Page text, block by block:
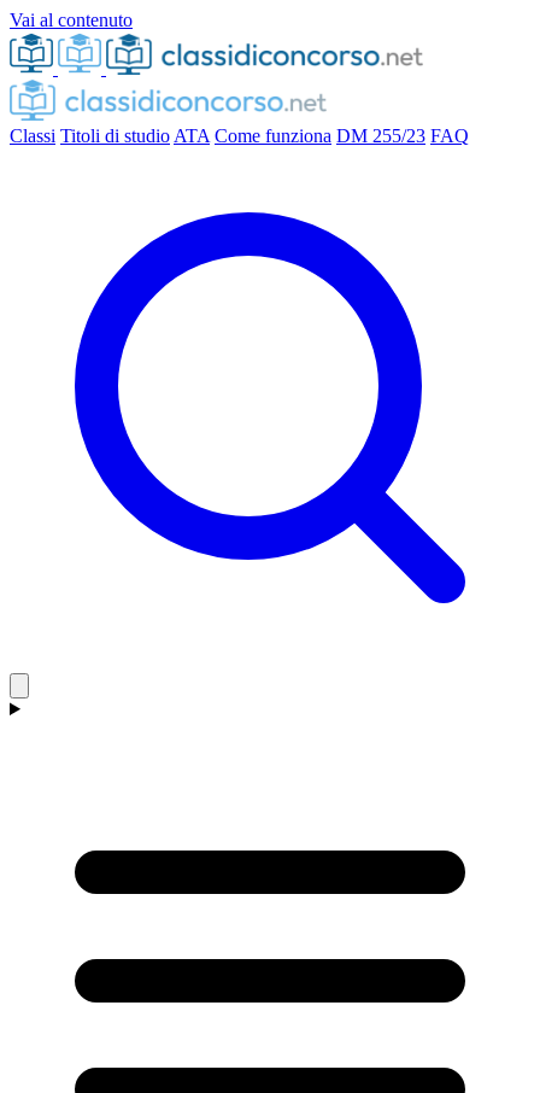
Vai al contenuto
Classi Titoli di studio ATA Come funziona DM 255/23 FAQ